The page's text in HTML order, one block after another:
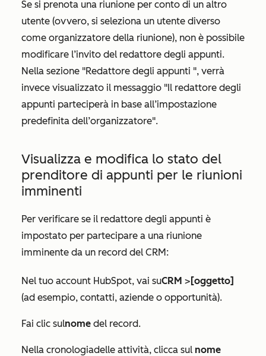
Se si prenota una riunione per conto di un altro
utente (ovvero, si seleziona un utente diverso
come organizzatore della riunione), non è possibile
modificare l’invito del redattore degli appunti.
Nella sezione "Redattore degli appunti ", verrà
invece visualizzato il messaggio "Il redattore degli
appunti parteciperà in base all’impostazione
predefinita dell’organizzatore".
Visualizza e modifica lo stato del
prenditore di appunti per le riunioni
imminenti
Per verificare se il redattore degli appunti è
impostato per partecipare a una riunione
imminente da un record del CRM:
Nel tuo account HubSpot, vai suCRM > [oggetto]
(ad esempio, contatti, aziende o opportunità).
Fai clic sulnome del record.
Nella cronologiadelle attività, clicca sul nome